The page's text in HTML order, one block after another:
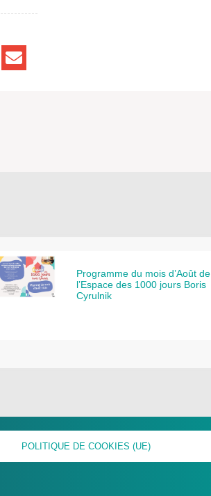
Programme du mois d’Août de
l’Espace des 1000 jours Boris
Cyrulnik
POLITIQUE DE COOKIES (UE)